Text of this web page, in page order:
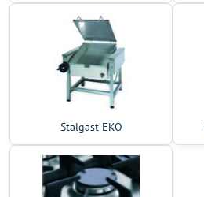
Stalgast EKO